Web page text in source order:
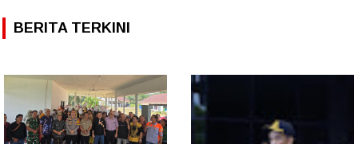
BERITA TERKINI